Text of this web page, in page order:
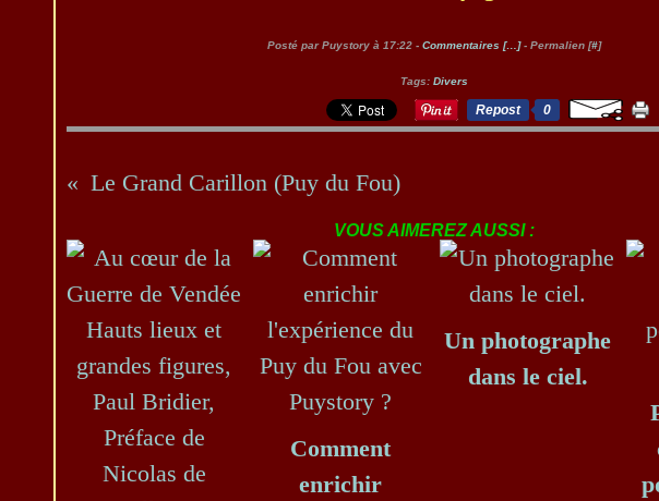
Posté par Puystory à 17:22 - Commentaires [… ]- Permalien [#]
Tags: Divers
Repost 0
Le Grand Carillon (Puy du Fou)
VOUS AIMEREZ AUSSI :
Comment
enrichir
Un photographe
dans le ciel.